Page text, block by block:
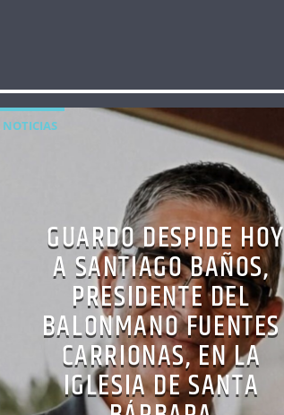
NOTICIAS
GUARDO DESPIDE HOY
A SANTIAGO BAÑOS,
PRESIDENTE DEL
BALONMANO FUENTES
CARRIONAS, EN LA
IGLESIA DE SANTA